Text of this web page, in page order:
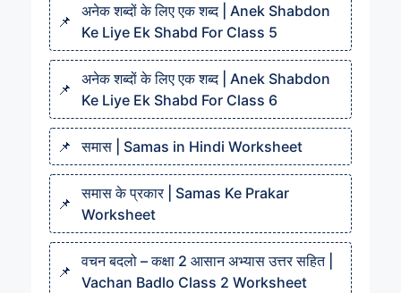
अनेक शब्दों के लिए एक शब्द | Anek Shabdon
Ke Liye Ek Shabd For Class 5
अनेक शब्दों के लिए एक शब्द | Anek Shabdon
Ke Liye Ek Shabd For Class 6
समास | Samas in Hindi Worksheet
समास के प्रकार | Samas Ke Prakar
Worksheet
वचन बदलो – कक्षा 2 आसान अभ्यास उत्तर सहित |
Vachan Badlo Class 2 Worksheet